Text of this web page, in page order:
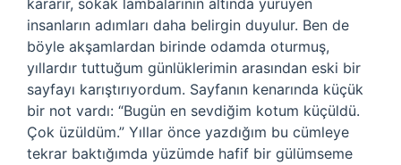
kararır, sokak lambalarının altında yürüyen
insanların adımları daha belirgin duyulur. Ben de
böyle akşamlardan birinde odamda oturmuş,
yıllardır tuttuğum günlüklerimin arasından eski bir
sayfayı karıştırıyordum. Sayfanın kenarında küçük
bir not vardı: “Bugün en sevdiğim kotum küçüldü.
Çok üzüldüm.” Yıllar önce yazdığım bu cümleye
tekrar baktığımda yüzümde hafif bir gülümseme